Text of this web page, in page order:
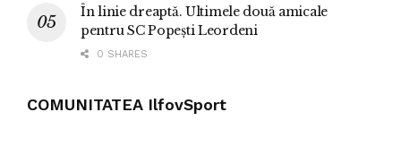
În linie dreaptă. Ultimele două amicale
pentru SC Popești Leordeni
0 SHARES
COMUNITATEA IlfovSport